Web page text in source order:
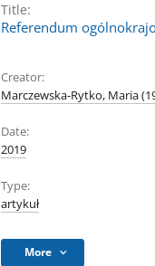
Title:
Referendum
Creator:
Marczewska-Rytko, Maria
Date:
2019
Type:
artykuł
More